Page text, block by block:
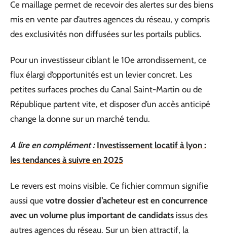
Ce maillage permet de recevoir des alertes sur des biens
mis en vente par d’autres agences du réseau, y compris
des exclusivités non diffusées sur les portails publics.
Pour un investisseur ciblant le 10e arrondissement, ce
flux élargi d’opportunités est un levier concret. Les
petites surfaces proches du Canal Saint-Martin ou de
République partent vite, et disposer d’un accès anticipé
change la donne sur un marché tendu.
A lire en complément : Investissement locatif à lyon :
les tendances à suivre en 2025
Le revers est moins visible. Ce fichier commun signifie
aussi que votre dossier d’acheteur est en concurrence
avec un volume plus important de candidats issus des
autres agences du réseau. Sur un bien attractif, la